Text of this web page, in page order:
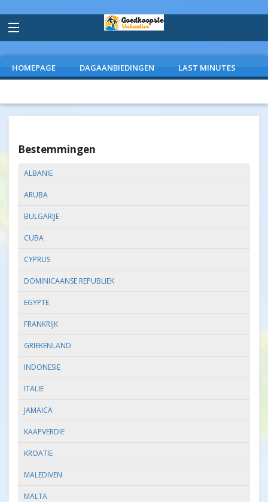
HOMEPAGE DAGAANBIEDINGEN LAST MINUTES
Bestemmingen
ALBANIE
ARUBA
BULGARIJE
CUBA
CYPRUS
DOMINICAANSE REPUBLIEK
EGYPTE
FRANKRIJK
GRIEKENLAND
INDONESIE
ITALIE
JAMAICA
KAAPVERDIE
KROATIE
MALEDIVEN
MALTA